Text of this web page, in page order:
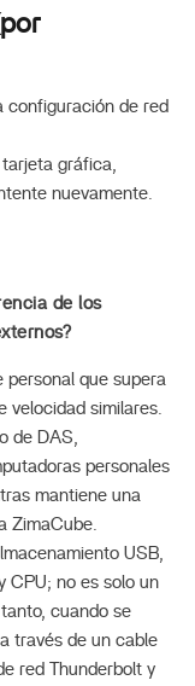
configuración de red
gráfica,
nuevamente.
de los
personal que supera
velocidad similares.
de DAS,
personales
mantiene una
ZimaCube.
USB,
CPU; no es solo un
cuando se
través de un cable
red Thunderbolt y